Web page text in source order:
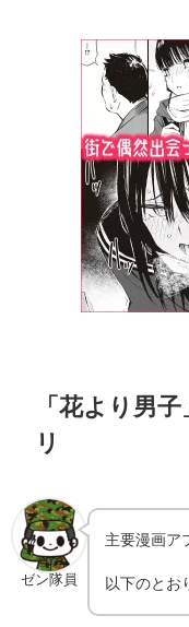
「花より男
リ
ゼン隊員
主要漫画ア
以下のとお